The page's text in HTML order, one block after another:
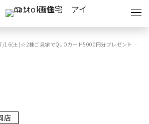
キャンペーン
16(土)☆2棟ご見学でQUOカード5000円分プレゼント☆モデルハウスW見学会
店